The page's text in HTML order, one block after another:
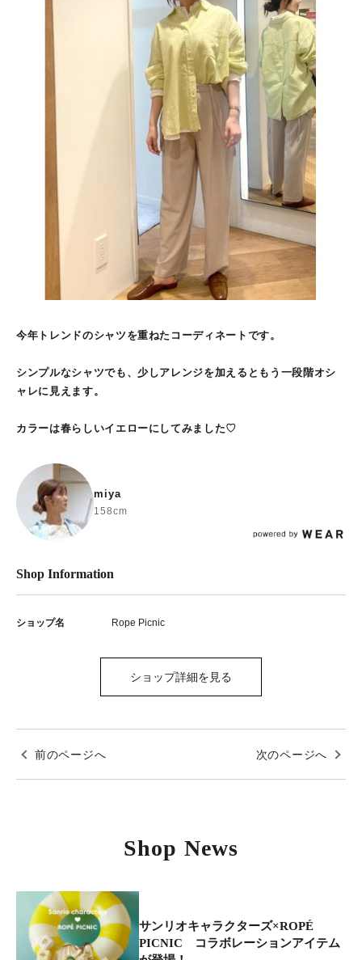
今年トレンドのシャツを重ねたコーディネートです。
シンプルなシャツでも、少しアレンジを加えるともう一段階オシ
ャレに見えます。
カラーは春らしいイエローにしてみました♡
miya
158cm
Shop Information
ショップ名 Rope Picnic
ショップ詳細を見る
前のページへ 次のページへ
Shop News
サンリオキャラクターズ×ROPÉ
PICNIC コラボレーションアイテム